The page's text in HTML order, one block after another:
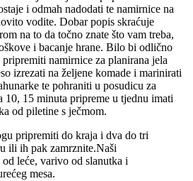
i odmah nadodati te namirnice na
vodite. Dobar popis skraćuje
na to da točno znate što vam treba,
i bacanje hrane. Bilo bi odlično
namirnice za planirana jela
izrezati na željene komade i marinirati
te pohraniti u posudicu za
10, 15 minuta pripreme u tjednu imati
od piletine s ječmom.
pripremiti do kraja i dva do tri
ili ih pak zamrznite.Naši
leće, varivo od slanutka i
mesa.